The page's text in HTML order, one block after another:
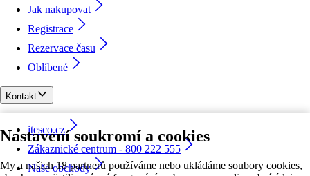
Nastavení soukromí a cookies
My a našich 18 partnerů používáme nebo ukládáme soubory cookies,
Jak nakupovat
Registrace
Rezervace času
Oblíbené
Kontakt
itesco.cz
Zákaznické centrum - 800 222 555
Naše obchody